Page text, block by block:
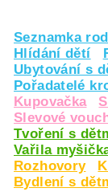
Seznamka
Hlídání dětí
Ubytování s
Pořadatelé
Kupovačka
Slevové
Tvoření s
Vařila
Rozhovory
Bydlení s